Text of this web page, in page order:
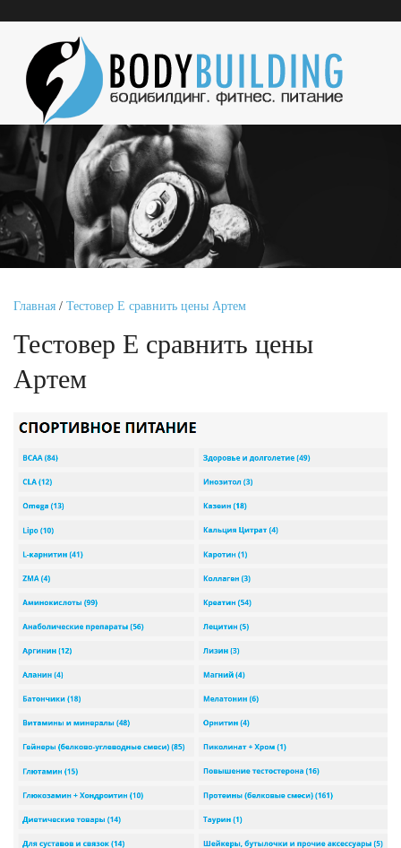
Главная / Тестовер Е сравнить цены Артем
Тестовер Е сравнить цены
Артем